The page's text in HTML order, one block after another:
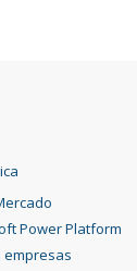
Power Platform
empresas